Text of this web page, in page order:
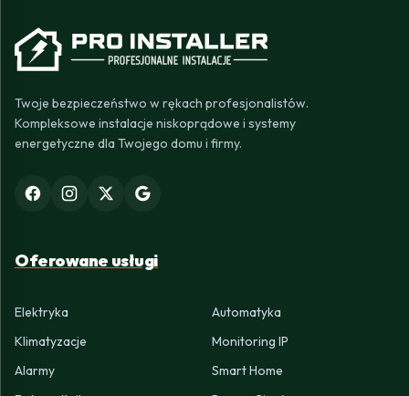
Twoje bezpieczeństwo w rękach profesjonalistów.
Kompleksowe instalacje niskoprądowe i systemy
energetyczne dla Twojego domu i firmy.
Oferowane usługi
Elektryka
Automatyka
Klimatyzacje
Monitoring IP
Alarmy
Smart Home